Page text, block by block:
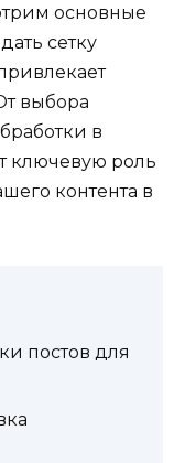
основные
сетку
выбора
в
ключевую роль
контента в
постов для